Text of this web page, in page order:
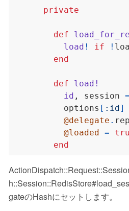
private
def
load ! if !
end
def
load!
id , session =
          options
[ :id]
@delegate .
@loaded =
end
gateのHashにセットします。